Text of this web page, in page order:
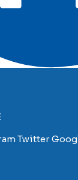
Twitter